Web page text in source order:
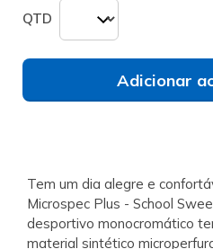
QTD
Adicionar
Tem um dia alegre e
Microspec Plus - School
desportivo monocromático
material sintético